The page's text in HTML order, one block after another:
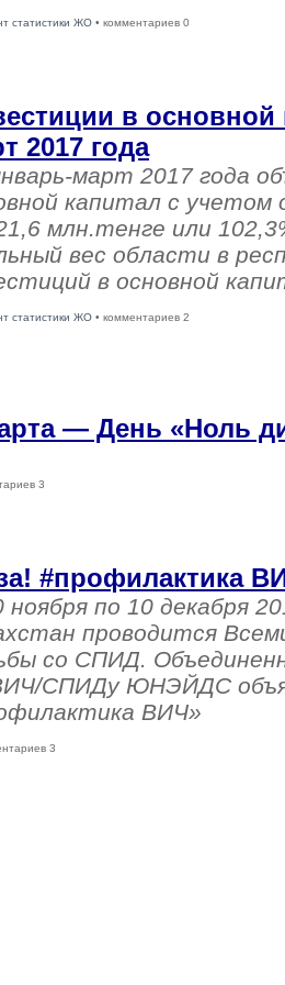
статистики ЖО • комментариев 0
в основной
2017 года
март 2017 года
капитал с учетом
млн.тенге или
вес области в
в основной
статистики ЖО • комментариев 2
— День «Ноль
3
#профилактика
ноября по 10 декабря
проводится
со СПИД.
СПИДу ЮНЭЙДС
ВИЧ»
3